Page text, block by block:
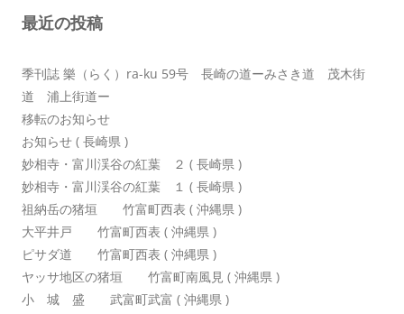
ョ
最近の投稿
季刊誌 樂（らく）ra-ku 59号 長崎の道ーみさき道 茂木街
道 浦上街道ー
移転のお知らせ
お知らせ ( 長崎県 )
妙相寺・富川渓谷の紅葉 ２ ( 長崎県 )
妙相寺・富川渓谷の紅葉 １ ( 長崎県 )
祖納岳の猪垣 竹富町西表 ( 沖縄県 )
大平井戸 竹富町西表 ( 沖縄県 )
ピサダ道 竹富町西表 ( 沖縄県 )
ヤッサ地区の猪垣 竹富町南風見 ( 沖縄県 )
小 城 盛 武富町武富 ( 沖縄県 )